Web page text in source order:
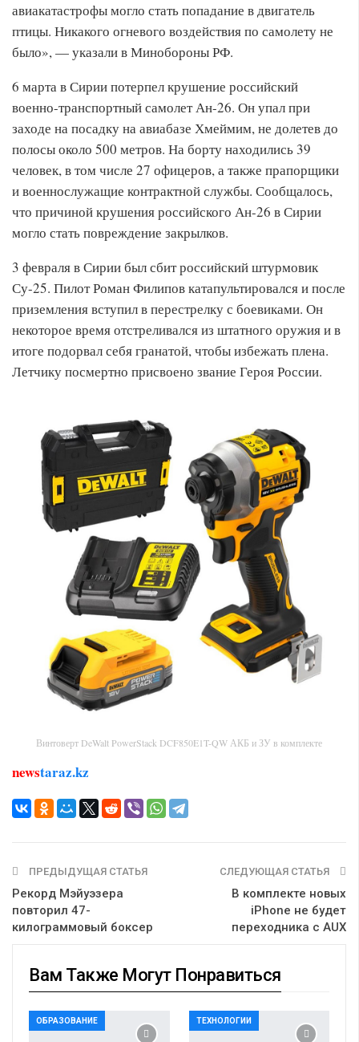
авиакатастрофы могло стать попадание в двигатель
птицы. Никакого огневого воздействия по самолету не
было», — указали в Минобороны РФ.
6 марта в Сирии потерпел крушение российский
военно-транспортный самолет Ан-26. Он упал при
заходе на посадку на авиабазе Хмеймим, не долетев до
полосы около 500 метров. На борту находились 39
человек, в том числе 27 офицеров, а также прапорщики
и военнослужащие контрактной службы. Сообщалось,
что причиной крушения российского Ан-26 в Сирии
могло стать повреждение закрылков.
3 февраля в Сирии был сбит российский штурмовик
Су-25. Пилот Роман Филипов катапультировался и после
приземления вступил в перестрелку с боевиками. Он
некоторое время отстреливался из штатного оружия и в
итоге подорвал себя гранатой, чтобы избежать плена.
Летчику посмертно присвоено звание Героя России.
Винтоверт DeWalt PowerStack DCF850E1T-QW АКБ и ЗУ в комплекте
newstaraz.kz
ПРЕДЫДУЩАЯ СТАТЬЯ
Рекорд Мэйуэзера
повторил 47-
килограммовый боксер
СЛЕДУЮЩАЯ СТАТЬЯ
В комплекте новых
iPhone не будет
переходника с AUX
Вам Также Могут Понравиться
ОБРАЗОВАНИЕ ТЕХНОЛОГИИ